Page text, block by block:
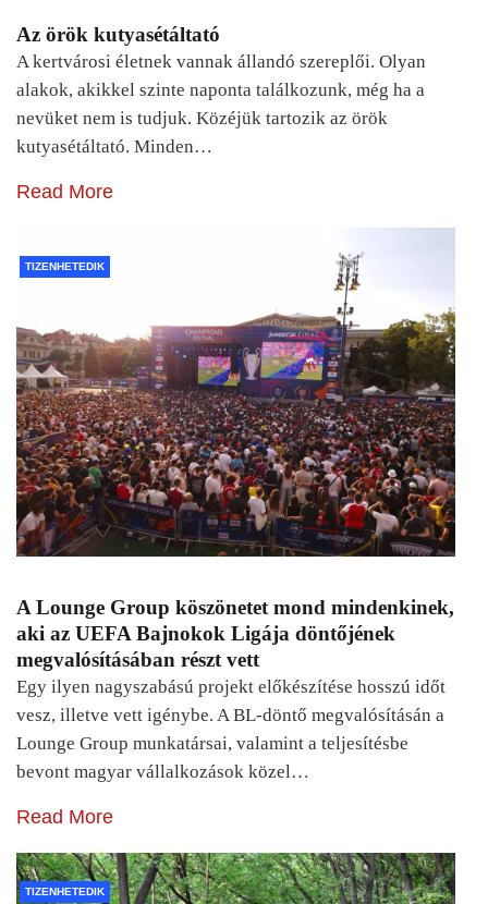
Az örök kutyasétáltató
A kertvárosi életnek vannak állandó szereplői. Olyan
alakok, akikkel szinte naponta találkozunk, még ha a
nevüket nem is tudjuk. Közéjük tartozik az örök
kutyasétáltató. Minden…
Read More
TIZENHETEDIK
A Lounge Group köszönetet mond mindenkinek,
aki az UEFA Bajnokok Ligája döntőjének
megvalósításában részt vett
Egy ilyen nagyszabású projekt előkészítése hosszú időt
vesz, illetve vett igénybe. A BL-döntő megvalósításán a
Lounge Group munkatársai, valamint a teljesítésbe
bevont magyar vállalkozások közel…
Read More
TIZENHETEDIK